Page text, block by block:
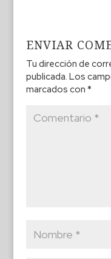
ENVIAR
Tu dirección de
publicada. Los
marcados con *